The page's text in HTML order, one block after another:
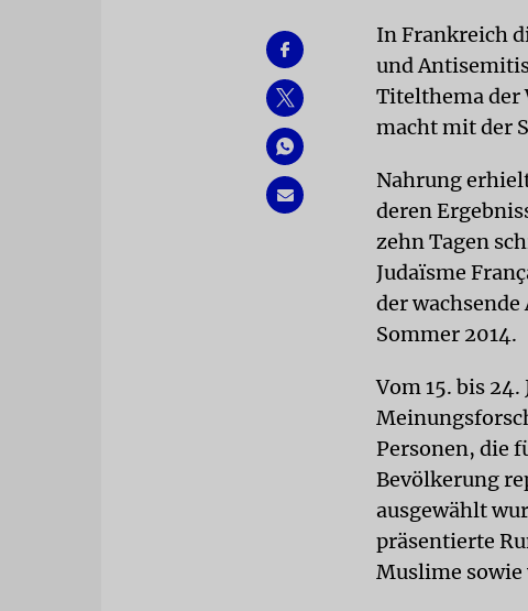
In Frankreich
und
Titelthema der
macht mit der
Nahrung
deren
zehn Tagen
Judaïsme
der
Sommer 2014.
Vom 15. bis
Personen, die
Bevölkerung
ausgewählt
präsentierte
Muslime sowie